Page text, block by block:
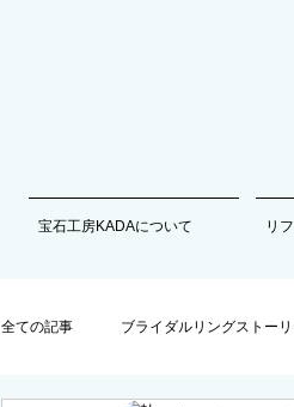
宝石工房KADAについて リ
全ての記事 ブライダルリングストー